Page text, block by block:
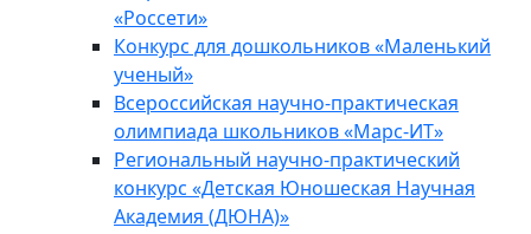
«Россети»
Конкурс для дошкольников «Маленький
ученый»
Всероссийская научно-практическая
олимпиада школьников «Марс-ИТ»
Региональный научно-практический
конкурс «Детская Юношеская Научная
Академия (ДЮНА)»